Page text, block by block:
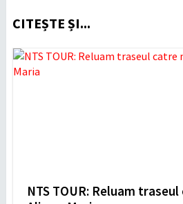
CITEȘTE ȘI...
NTS TOUR: Reluam